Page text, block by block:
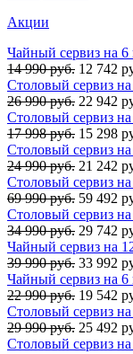
Акции
Чайный сервиз на 6
14 990 руб. 12 742
Столовый сервиз
26 990 руб. 22 942
Столовый сервиз
17 998 руб. 15 298
Столовый сервиз
24 990 руб. 21 242
Столовый сервиз
69 990 руб. 59 492
Столовый сервиз
34 990 руб. 29 742
Чайный сервиз на
39 990 руб. 33 992
Чайный сервиз на 6
22 990 руб. 19 542
Столовый сервиз
29 990 руб. 25 492
Столовый сервиз